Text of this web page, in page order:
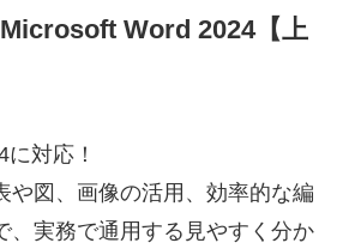
Word 2024【上
対応！
や図、画像の活用、効率的な編
、実務で通用する見やすく分か